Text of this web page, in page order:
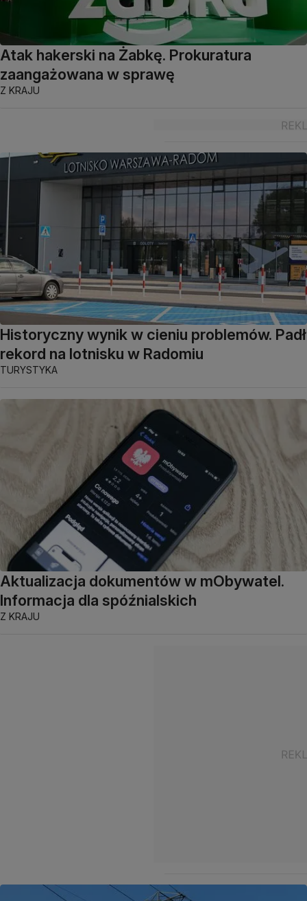
Atak hakerski na Żabkę. Prokuratura
zaangażowana w sprawę
Z KRAJU
Historyczny wynik w cieniu problemów. Padł
rekord na lotnisku w Radomiu
TURYSTYKA
Aktualizacja dokumentów w mObywatel.
Informacja dla spóźnialskich
Z KRAJU